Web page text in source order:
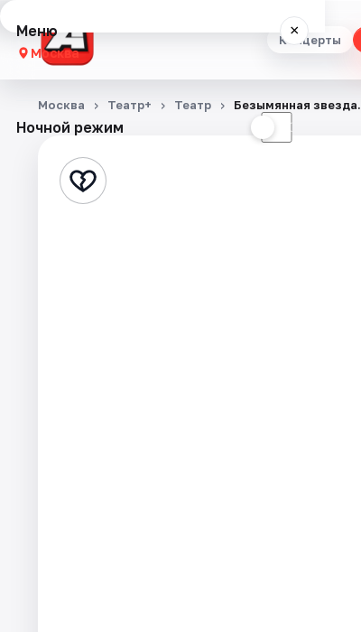
Концерты
Меню ×
Москва
Концерты
Стендап
Ночной режим ☾
Москва Театр+ Театр Безымянная звезда.